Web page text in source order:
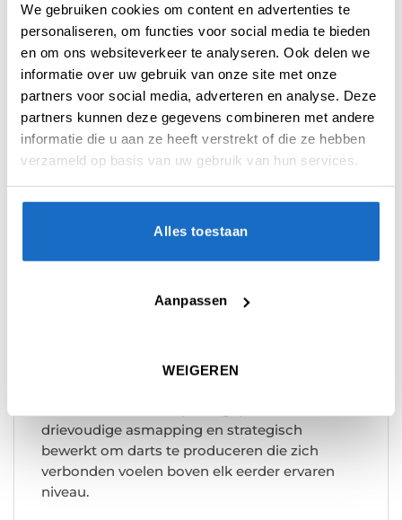
We gebruiken cookies om content en advertenties te
personaliseren, om functies voor social media te bieden
en om ons websiteverkeer te analyseren. Ook delen we
informatie over uw gebruik van onze site met onze
partners voor social media, adverteren en analyse. Deze
partners kunnen deze gegevens combineren met andere
informatie die u aan ze heeft verstrekt of die ze hebben
verzameld op basis van uw gebruik van hun services.
Alles toestaan
Aanpassen
WEIGEREN
BESCHRIJVING
AANVULLENDE INFORMATIE
De machine-intelligentie wordt gecombineerd
darttechnologie kan creëren.
drievoudige asmapping en strategisch
bewerkt om darts te produceren die zich
verbonden voelen boven elk eerder ervaren
niveau.